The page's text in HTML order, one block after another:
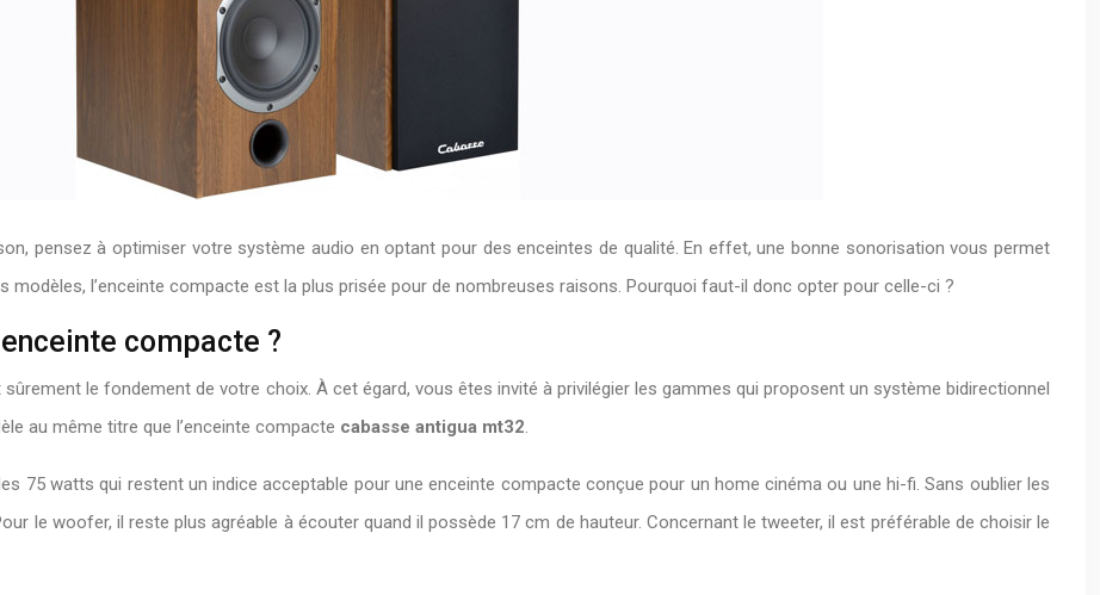
pensez à optimiser votre système audio en optant pour des enceintes de qualité. En effet, une bonne sonorisation vous permet
l’enceinte compacte est la plus prisée pour de nombreuses raisons. Pourquoi faut-il donc opter pour celle-ci ?
compacte ?
le fondement de votre choix. À cet égard, vous êtes invité à privilégier les gammes qui proposent un système bidirectionnel
au même titre que l’enceinte compacte cabasse antigua mt32.
75 watts qui restent un indice acceptable pour une enceinte compacte conçue pour un home cinéma ou une hi-fi. Sans oublier les
le woofer, il reste plus agréable à écouter quand il possède 17 cm de hauteur. Concernant le tweeter, il est préférable de choisir le